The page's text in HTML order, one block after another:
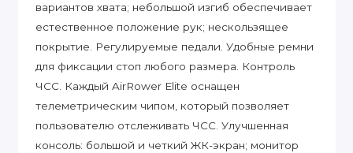
вариантов хвата; небольшой изгиб обеспечивает
естественное положение рук; нескользящее
покрытие. Регулируемые педали. Удобные ремни
для фиксации стоп любого размера. Контроль
ЧСС. Каждый AirRower Elite оснащен
телеметрическим чипом, который позволяет
пользователю отслеживать ЧСС. Улучшенная
консоль: большой и четкий ЖК-экран; монитор